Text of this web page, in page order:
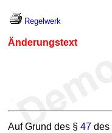
Regelwerk
Änderungstext
Auf Grund des § 47 des